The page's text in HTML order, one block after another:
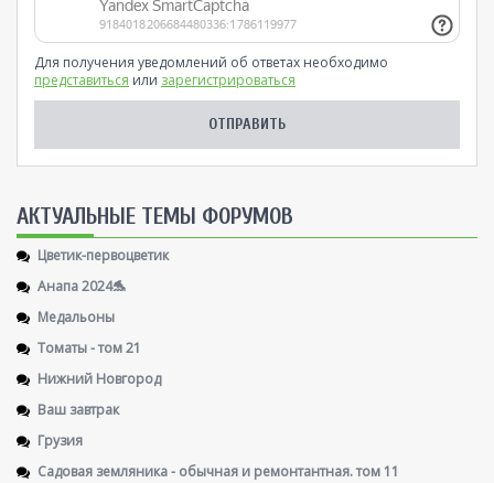
Для получения уведомлений об ответах необходимо
представиться или зарегистрироваться
AКТУАЛЬНЫЕ ТЕМЫ ФОРУМОВ
Цветик-первоцветик
Анапа 2024🐬
Медальоны
Томаты - том 21
Нижний Новгород
Ваш завтрак
Грузия
Садовая земляника - обычная и ремонтантная. том 11